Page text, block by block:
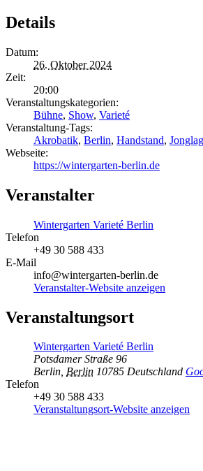
Details
Datum:
26. Oktober 2024
Zeit:
20:00
Veranstaltungskategorien:
Bühne, Show, Varieté
Veranstaltung-Tags:
Akrobatik, Berlin, Handstand,
Webseite:
https://wintergarten-berlin.de
Veranstalter
Wintergarten Varieté Berlin
Telefon
+49 30 588 433
E-Mail
info@wintergarten-berlin.de
Veranstalter-Website anzeigen
Veranstaltungsort
Wintergarten Varieté Berlin
Potsdamer Straße 96
Berlin, Berlin 10785 Deutschland
Telefon
+49 30 588 433
Veranstaltungsort-Website anzeigen